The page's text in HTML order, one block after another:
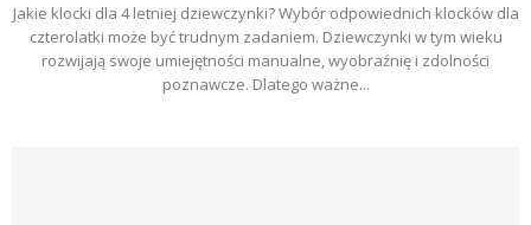
Jakie klocki dla 4 letniej dziewczynki? Wybór odpowiednich klocków dla
czterolatki może być trudnym zadaniem. Dziewczynki w tym wieku
rozwijają swoje umiejętności manualne, wyobraźnię i zdolności
poznawcze. Dlatego ważne...